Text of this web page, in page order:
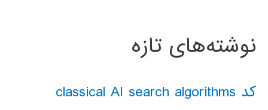
نوشته‌های تازه
کد classical AI search algorithms